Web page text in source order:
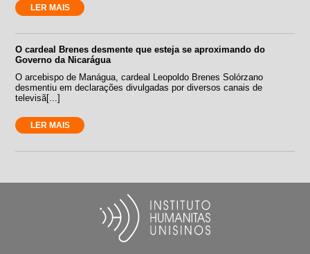
LER MAIS
O cardeal Brenes desmente que esteja se aproximando do
Governo da Nicarágua
O arcebispo de Manágua, cardeal Leopoldo Brenes Solórzano
desmentiu em declarações divulgadas por diversos canais de
televisã[...]
LER MAIS